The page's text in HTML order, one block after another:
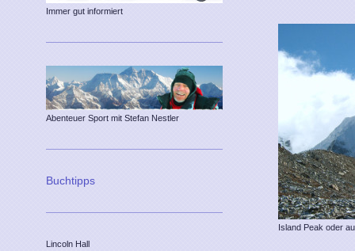
Island Peak oder
Immer gut informiert
Abenteuer Sport mit Stefan Nestler
Buchtipps
Lincoln Hall